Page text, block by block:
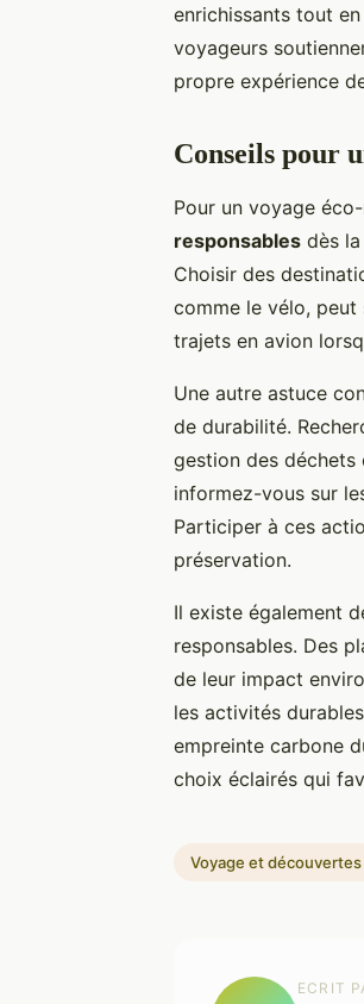
enrichissants tout
voyageurs
propre expérience
Conseils pour
Pour un voyage
responsables dès
Choisir des
comme le vélo,
trajets en avion
Une autre astuce
de durabilité.
gestion des déchets
informez-vous sur
Participer à ces
préservation.
Il existe également
responsables. Des
de leur impact
les activités
empreinte carbone
choix éclairés qui
Voyage et découvertes
ECRIT